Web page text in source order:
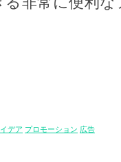
デア プロモーション 広告